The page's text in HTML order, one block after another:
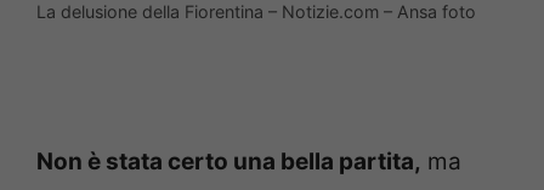
La delusione della Fiorentina – Notizie.com – Ansa foto
Non è stata certo una bella partita, ma